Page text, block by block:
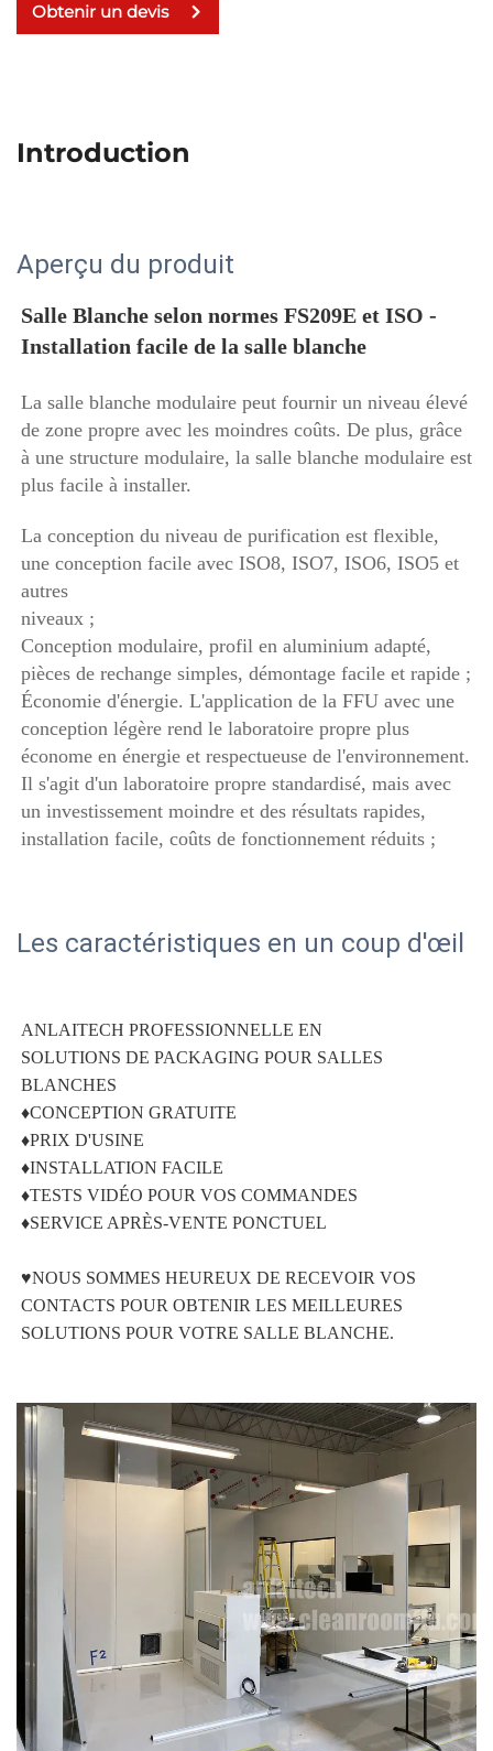
Obtenir un devis
Introduction
Aperçu du produit
Salle Blanche selon normes FS209E et ISO -
Installation facile de la salle blanche
La salle blanche modulaire peut fournir un niveau élevé
de zone propre avec les moindres coûts. De plus, grâce
à une structure modulaire, la salle blanche modulaire est
plus facile à installer.
La conception du niveau de purification est flexible,
une conception facile avec ISO8, ISO7, ISO6, ISO5 et
autres
niveaux ;
Conception modulaire, profil en aluminium adapté,
Économie d'énergie. L'application de la FFU avec une
conception légère rend le laboratoire propre plus
Il s'agit d'un laboratoire propre standardisé, mais avec
un investissement moindre et des résultats rapides,
installation facile, coûts de fonctionnement réduits ;
Les caractéristiques en un coup d'œil
ANLAITECH PROFESSIONNELLE EN
SOLUTIONS DE PACKAGING POUR SALLES
BLANCHES
♦CONCEPTION GRATUITE
♦PRIX D'USINE
♦INSTALLATION FACILE
♦TESTS VIDÉO POUR VOS COMMANDES
♦SERVICE APRÈS-VENTE PONCTUEL
♥NOUS SOMMES HEUREUX DE RECEVOIR VOS
CONTACTS POUR OBTENIR LES MEILLEURES
SOLUTIONS POUR VOTRE SALLE BLANCHE.